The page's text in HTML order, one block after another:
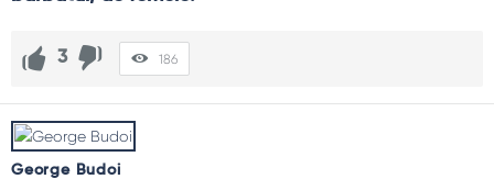
3 186
George Budoi